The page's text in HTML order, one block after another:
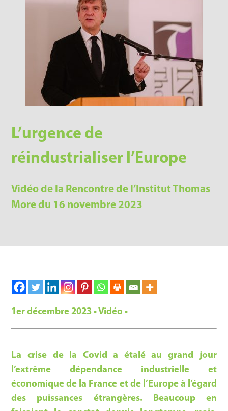
L’urgence de
réindustrialiser l’Europe
Vidéo de la Rencontre de l’Institut Thomas
More du 16 novembre 2023
1er décembre 2023 • Vidéo •
La crise de la Covid a étalé au grand jour
l’extrême dépendance industrielle et
économique de la France et de l’Europe à l’égard
des puissances étrangères. Beaucoup en